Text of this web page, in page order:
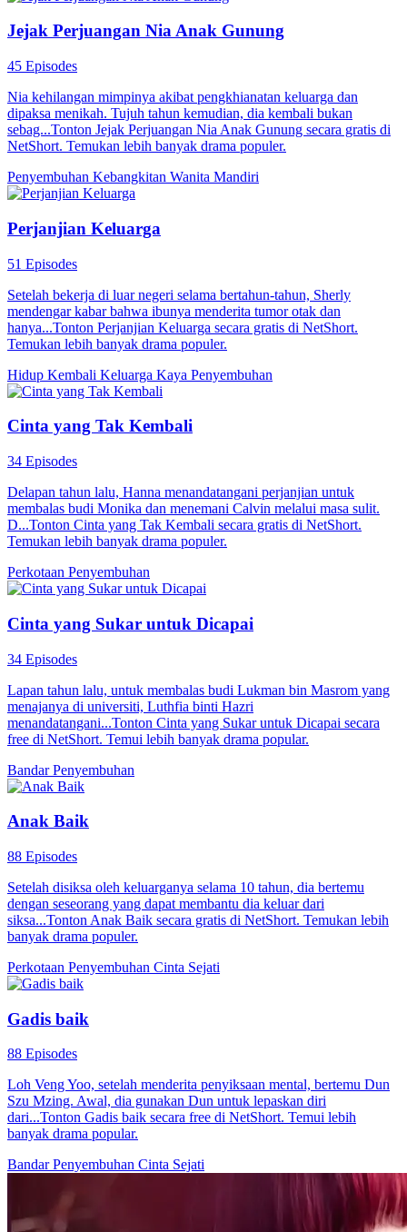
Jejak Perjuangan Nia Anak Gunung
45 Episodes
Nia kehilangan mimpinya akibat pengkhianatan keluarga dan
dipaksa menikah. Tujuh tahun kemudian, dia kembali bukan
sebag...Tonton Jejak Perjuangan Nia Anak Gunung secara gratis di
NetShort. Temukan lebih banyak drama populer.
Penyembuhan Kebangkitan Wanita Mandiri
Perjanjian Keluarga
51 Episodes
Setelah bekerja di luar negeri selama bertahun-tahun, Sherly
mendengar kabar bahwa ibunya menderita tumor otak dan
hanya...Tonton Perjanjian Keluarga secara gratis di NetShort.
Temukan lebih banyak drama populer.
Hidup Kembali Keluarga Kaya Penyembuhan
Cinta yang Tak Kembali
34 Episodes
Delapan tahun lalu, Hanna menandatangani perjanjian untuk
membalas budi Monika dan menemani Calvin melalui masa sulit.
D...Tonton Cinta yang Tak Kembali secara gratis di NetShort.
Temukan lebih banyak drama populer.
Perkotaan Penyembuhan
Cinta yang Sukar untuk Dicapai
34 Episodes
Lapan tahun lalu, untuk membalas budi Lukman bin Masrom yang
menajanya di universiti, Luthfia binti Hazri
menandatangani...Tonton Cinta yang Sukar untuk Dicapai secara
free di NetShort. Temui lebih banyak drama popular.
BandarPenyembuhan
Anak Baik
88 Episodes
Setelah disiksa oleh keluarganya selama 10 tahun, dia bertemu
dengan seseorang yang dapat membantu dia keluar dari
siksa...Tonton Anak Baik secara gratis di NetShort. Temukan lebih
banyak drama populer.
Perkotaan Penyembuhan Cinta Sejati
Gadis baik
88 Episodes
Loh Veng Yoo, setelah menderita penyiksaan mental, bertemu Dun
Szu Mzing. Awal, dia gunakan Dun untuk lepaskan diri
dari...Tonton Gadis baik secara free di NetShort. Temui lebih
banyak drama popular.
BandarPenyembuhan Cinta Sejati